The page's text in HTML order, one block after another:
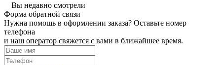
Вы недавно смотрели
Форма обратной связи
Нужна помощь в оформлении заказа? Оставьте номер
телефона
и наш оператор свяжется с вами в ближайшее время.